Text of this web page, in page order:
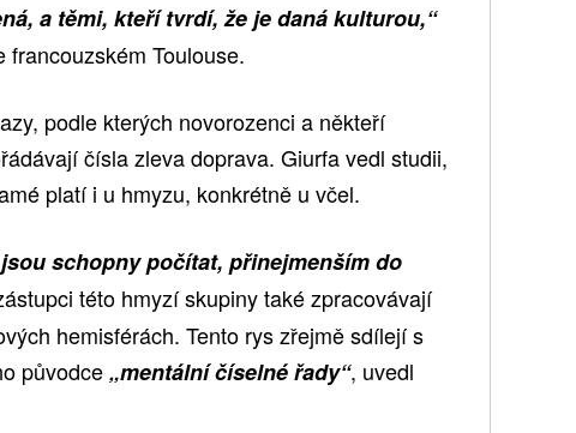
a těmi, kteří tvrdí, že je daná kulturou,“
Toulouse.
podle kterých novorozenci a někteří
čísla zleva doprava. Giurfa vedl studii,
platí i u hmyzu, konkrétně u včel.
schopny počítat, přinejmenším do
této hmyzí skupiny také zpracovávají
hemisférách. Tento rys zřejmě sdílejí s
původce„mentální číselné řady“, uvedl